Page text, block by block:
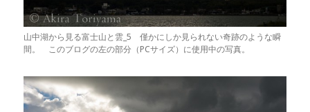
山中湖から見る富士山と雲_5 僅かにしか見られない奇跡のような瞬
間。 このブログの左の部分（PCサイズ）に使用中の写真。